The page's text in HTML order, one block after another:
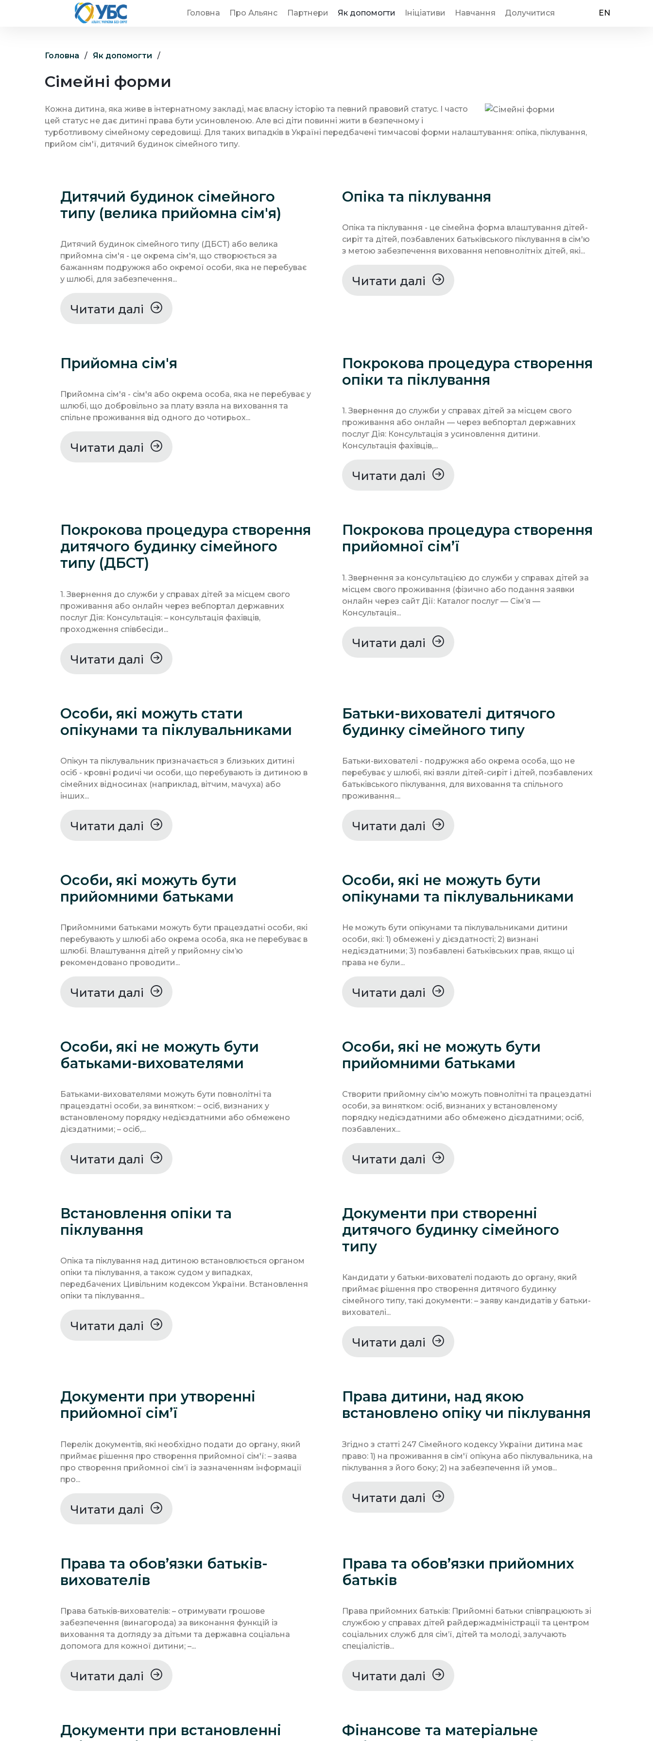
EN
Головна Про Альянс Партнери Як допомогти Ініціативи Навчання Долучитися
Головна / Як допомогти /
Сімейні форми
Кожна дитина, яка живе в інтернатному закладі, має власну історію та певний правовий статус. І часто
цей статус не дає дитині права бути усиновленою. Але всі діти повинні жити в безпечному і
турботливому сімейному середовищі. Для таких випадків в Україні передбачені тимчасові форми налаштування: опіка, піклування,
прийом сім'ї, дитячий будинок сімейного типу.
Дитячий будинок сімейного
типу (велика прийомна сім'я)
Дитячий будинок сімейного типу (ДБСТ) або велика
прийомна сім'я - це окрема сім'я, що створюється за
бажанням подружжя або окремої особи, яка не перебуває
у шлюбі, для забезпечення...
Читати далі
Опіка та піклування
Опіка та піклування - це сімейна форма влаштування дітей-
сиріт та дітей, позбавлених батьківського піклування в сім'ю
з метою забезпечення виховання неповнолітніх дітей, які...
Читати далі
Прийомна сім'я
Прийомна сім'я - сім'я або окрема особа, яка не перебуває у
шлюбі, що добровільно за плату взяла на виховання та
спільне проживання від одного до чотирьох...
Читати далі
Покрокова процедура створення
опіки та піклування
1. Звернення до служби у справах дітей за місцем свого
проживання або онлайн — через вебпортал державних
послуг Дія: Консультація з усиновлення дитини.
Консультація фахівців,...
Читати далі
Покрокова процедура створення
дитячого будинку сімейного
типу (ДБСТ)
1. Звернення до служби у справах дітей за місцем свого
проживання або онлайн через вебпортал державних
послуг Дія: Консультація: – консультація фахівців,
проходження співбесіди...
Читати далі
Покрокова процедура створення
прийомної сім’ї
1. Звернення за консультацією до служби у справах дітей за
місцем свого проживання (фізично або подання заявки
онлайн через сайт Дії: Каталог послуг — Сім’я —
Консультація...
Читати далі
Особи, які можуть стати
опікунами та піклувальниками
Опікун та піклувальник призначається з близьких дитині
осіб - кровні родичі чи особи, що перебувають із дитиною в
сімейних відносинах (наприклад, вітчим, мачуха) або
інших...
Читати далі
Батьки-вихователі дитячого
будинку сімейного типу
Батьки-вихователі - подружжя або окрема особа, що не
перебуває у шлюбі, які взяли дітей-сиріт і дітей, позбавлених
батьківського піклування, для виховання та спільного
проживання....
Читати далі
Особи, які можуть бути
прийомними батьками
Прийомними батьками можуть бути працездатні особи, які
перебувають у шлюбі або окрема особа, яка не перебуває в
шлюбі. Влаштування дітей у прийомну сім’ю
рекомендовано проводити...
Читати далі
Особи, які не можуть бути
опікунами та піклувальниками
Не можуть бути опікунами та піклувальниками дитини
особи, які: 1) обмежені у дієздатності; 2) визнані
недієздатними; 3) позбавлені батьківських прав, якщо ці
права не були...
Читати далі
Особи, які не можуть бути
батьками-вихователями
Батьками-вихователями можуть бути повнолітні та
працездатні особи, за винятком: – осіб, визнаних у
встановленому порядку недієздатними або обмежено
дієздатними; – осіб,...
Читати далі
Особи, які не можуть бути
прийомними батьками
Створити прийомну сім'ю можуть повнолітні та працездатні
особи, за винятком: осіб, визнаних у встановленому
порядку недієздатними або обмежено дієздатними; осіб,
позбавлених...
Читати далі
Встановлення опіки та
піклування
Опіка та піклування над дитиною встановлюється органом
опіки та піклування, а також судом у випадках,
передбачених Цивільним кодексом України. Встановлення
опіки та піклування...
Читати далі
Документи при створенні
дитячого будинку сімейного
типу
Кандидати у батьки-вихователі подають до органу, який
приймає рішення про створення дитячого будинку
сімейного типу, такі документи: – заяву кандидатів у батьки-
вихователі...
Читати далі
Документи при утворенні
прийомної сім’ї
Перелік документів, які необхідно подати до органу, який
приймає рішення про створення прийомної сім'ї: – заява
про створення прийомної сім’ї із зазначенням інформації
про...
Читати далі
Права дитини, над якою
встановлено опіку чи піклування
Згідно з статті 247 Сімейного кодексу України дитина має
право: 1) на проживання в сім'ї опікуна або піклувальника, на
піклування з його боку; 2) на забезпечення їй умов...
Читати далі
Права та обов’язки батьків-
вихователів
Права батьків-вихователів: – отримувати грошове
забезпечення (винагорода) за виконання функцій із
виховання та догляду за дітьми та державна соціальна
допомога для кожної дитини; –...
Читати далі
Права та обов’язки прийомних
батьків
Права прийомних батьків: Прийомні батьки співпрацюють зі
службою у справах дітей райдержадміністрації та центром
соціальних служб для сім’ї, дітей та молоді, залучають
спеціалістів...
Читати далі
Документи при встановленні
Фінансове та матеріальне